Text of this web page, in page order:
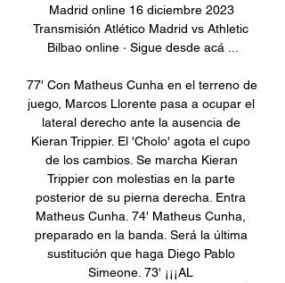
Madrid online 16 diciembre 2023
Transmisión Atlético Madrid vs Athletic
Bilbao online · Sigue desde acá ...
77' Con Matheus Cunha en el terreno de
juego, Marcos Llorente pasa a ocupar el
lateral derecho ante la ausencia de
Kieran Trippier. El 'Cholo' agota el cupo
de los cambios. Se marcha Kieran
Trippier con molestias en la parte
posterior de su pierna derecha. Entra
Matheus Cunha. 74' Matheus Cunha,
preparado en la banda. Será la última
sustitución que haga Diego Pablo
Simeone. 73' ¡¡¡AL